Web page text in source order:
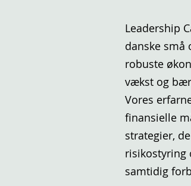
Leadership
danske små
robuste
vækst og
Vores
finansielle
strategier,
risikostyring
samtidig